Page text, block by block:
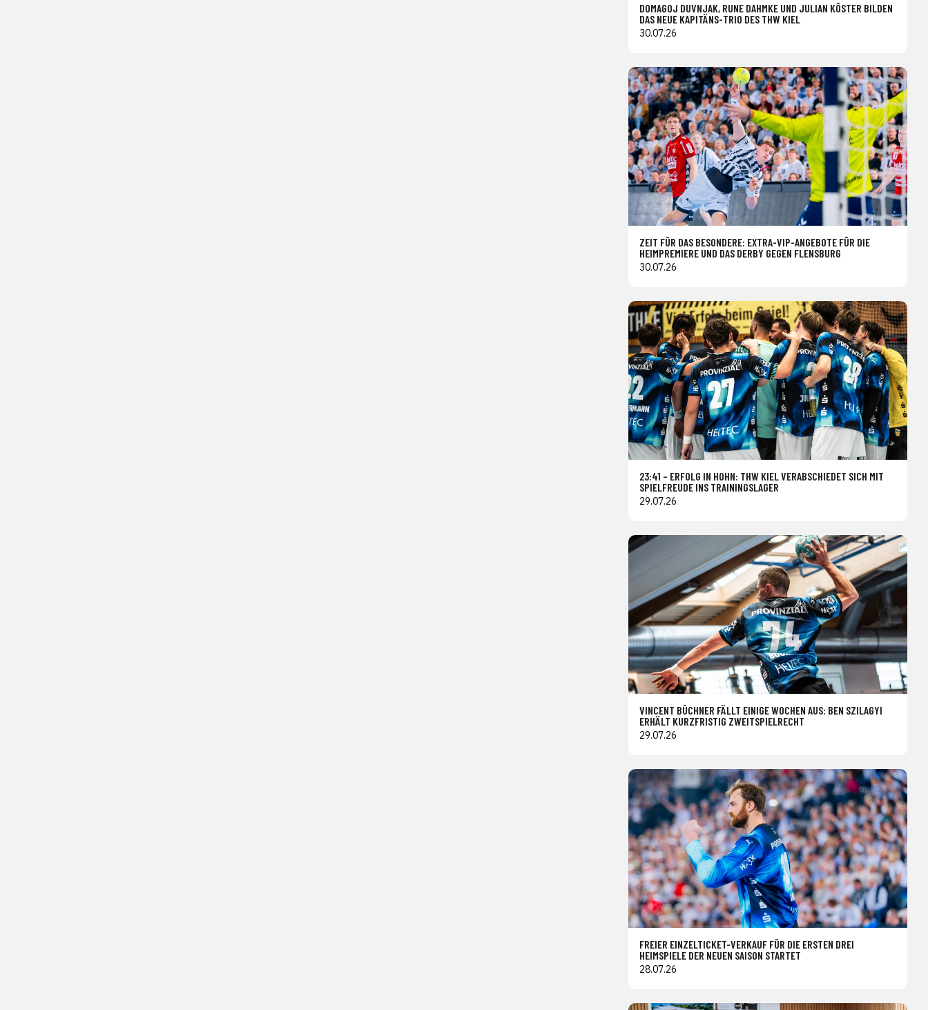
DOMAGOJ DUVNJAK, RUNE DAHMKE UND JULIAN KÖSTER BILDEN
DAS NEUE KAPITÄNS-TRIO DES THW KIEL
30.07.26
ZEIT FÜR DAS BESONDERE: EXTRA-VIP-ANGEBOTE FÜR DIE
HEIMPREMIERE UND DAS DERBY GEGEN FLENSBURG
30.07.26
23:41 – ERFOLG IN HOHN: THW KIEL VERABSCHIEDET SICH MIT
SPIELFREUDE INS TRAININGSLAGER
29.07.26
VINCENT BÜCHNER FÄLLT EINIGE WOCHEN AUS: BEN SZILAGYI
ERHÄLT KURZFRISTIG ZWEITSPIELRECHT
29.07.26
FREIER EINZELTICKET-VERKAUF FÜR DIE ERSTEN DREI
HEIMSPIELE DER NEUEN SAISON STARTET
28.07.26